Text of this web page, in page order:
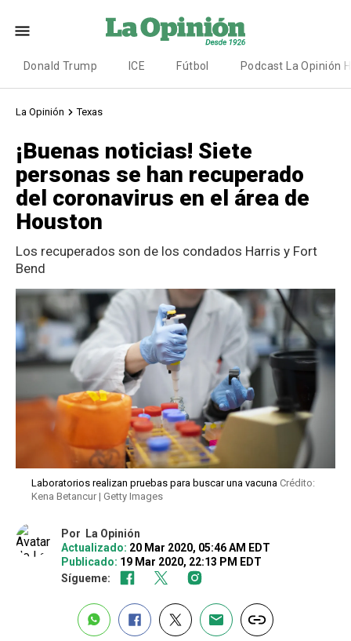
Donald Trump ICE Fútbol Podcast La Opinión
La Opinión Texas
¡Buenas noticias! Siete
personas se han recuperado
del coronavirus en el área de
Houston
Los recuperados son de los condados Harris y Fort
Bend
Laboratorios realizan pruebas para buscar una vacuna Crédito:
Kena Betancur | Getty Images
Por
La Opinión
Actualizado: 20 Mar 2020, 05:46 AM EDT
Publicado: 19 Mar 2020, 22:13 PM EDT
Sígueme: